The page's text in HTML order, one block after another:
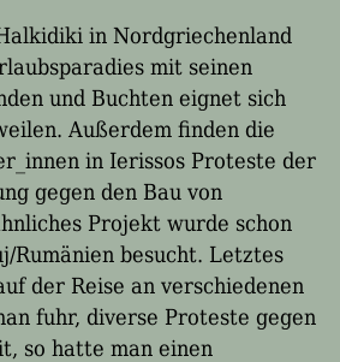
in Nordgriechenland
mit seinen
und Buchten eignet sich
Außerdem finden die
in Ierissos Proteste der
gegen den Bau von
Projekt wurde schon
Rumänien besucht. Letztes
der Reise an verschiedenen
fuhr, diverse Proteste gegen
so hatte man einen